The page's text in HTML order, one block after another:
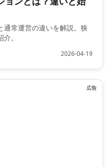
通常運営の違いを解説。狭
。
2026-04-19
広告